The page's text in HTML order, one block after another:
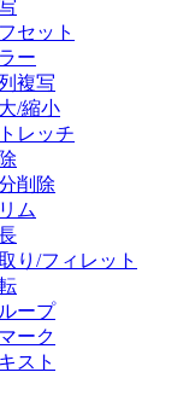
セット
ー
複写
/縮小
レッチ
削除
ム
り/フィレット
ープ
ーク
スト